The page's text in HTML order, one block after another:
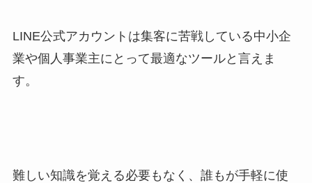
LINE公式アカウントは集客に苦戦している中小企
業や個人事業主にとって最適なツールと言えま
す。
難しい知識を覚える必要もなく、誰もが手軽に使